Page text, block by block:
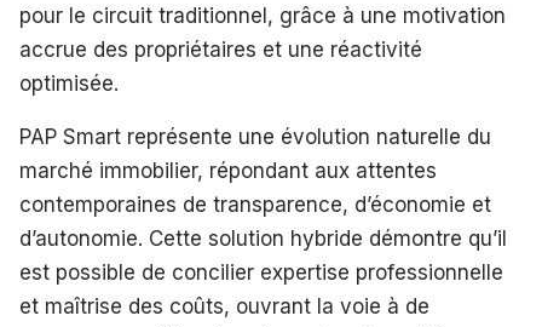
pour le circuit traditionnel, grâce à une motivation
accrue des propriétaires et une réactivité
optimisée.
PAP Smart représente une évolution naturelle du
marché immobilier, répondant aux attentes
contemporaines de transparence, d’économie et
d’autonomie. Cette solution hybride démontre qu’il
est possible de concilier expertise professionnelle
et maîtrise des coûts, ouvrant la voie à de